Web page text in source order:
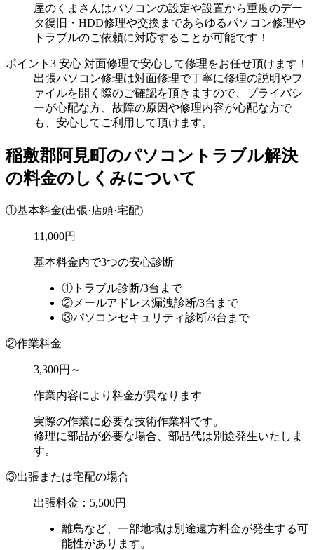
屋のくまさんはパソコンの設定や設置から重度のデー
タ復旧・HDD修理や交換まであらゆるパソコン修理や
トラブルのご依頼に対応することが可能です！
ポイント3 安心 対面修理で安心して修理をお任せ頂けます！
出張パソコン修理は対面修理で丁寧に修理の説明やフ
ァイルを開く際のご確認を頂きますので、プライバシ
ーが心配な方、故障の原因や修理内容が心配な方で
も、安心してご利用して頂けます。
稲敷郡阿見町のパソコントラブル解決
の料金のしくみについて
①基本料金(出張·店頭·宅配)
11,000円
基本料金内で3つの安心診断
①トラブル診断/3台まで
②メールアドレス漏洩診断/3台まで
③パソコンセキュリティ診断/3台まで
②作業料金
3,300円～
作業内容により料金が異なります
実際の作業に必要な技術作業料です。
修理に部品が必要な場合、部品代は別途発生いたしま
す。
③出張または宅配の場合
出張料金： 5,500円
離島など、一部地域は別途遠方料金が発生する可
能性があります。